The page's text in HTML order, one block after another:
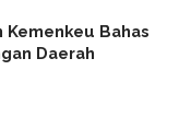
Bahas
Daerah